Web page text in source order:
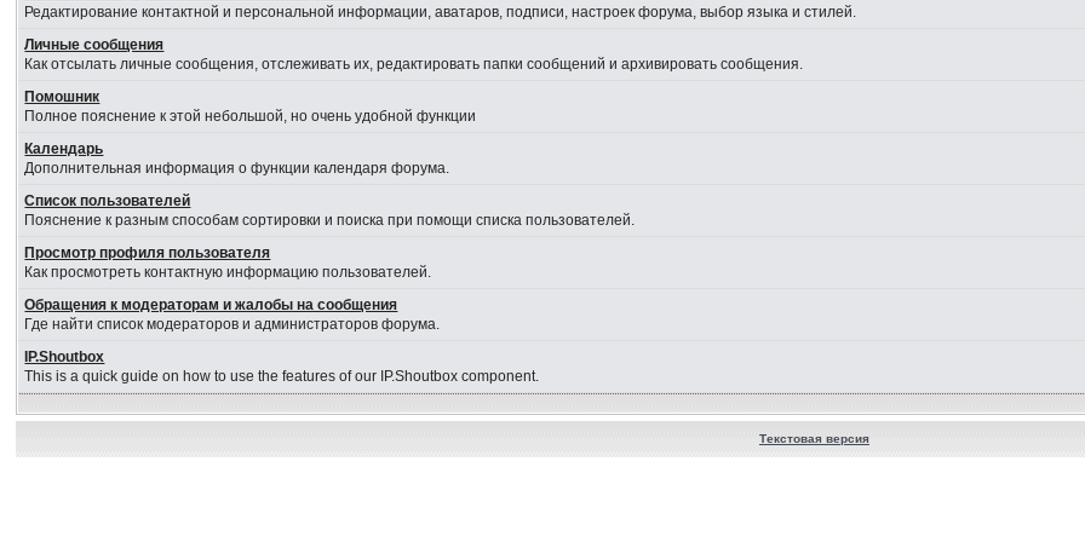
Редактирование контактной и персональной информации, аватаров, подписи, настроек форума, выбор языка и стилей.
Личные сообщения
Как отсылать личные сообщения, отслеживать их, редактировать папки сообщений и архивировать сообщения.
Помошник
Полное пояснение к этой небольшой, но очень удобной функции
Календарь
Дополнительная информация о функции календаря форума.
Список пользователей
Пояснение к разным способам сортировки и поиска при помощи списка пользователей.
Просмотр профиля пользователя
Как просмотреть контактную информацию пользователей.
Обращения к модераторам и жалобы на сообщения
Где найти список модераторов и администраторов форума.
IP.Shoutbox
This is a quick guide on how to use the features of our IP.Shoutbox component.
Текстовая версия